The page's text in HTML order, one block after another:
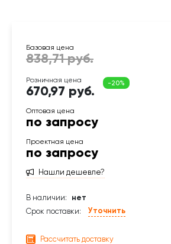
670,97 руб.
по запросу
по запросу
Нашли дешевле?
В наличии:
нет
Срок поставки:
Уточнить
Рассчитать доставку